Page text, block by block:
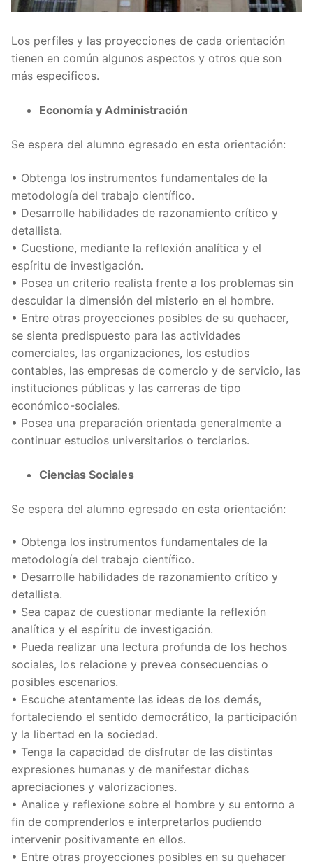
Los perfiles y las proyecciones de cada orientación
tienen en común algunos aspectos y otros que son
más especificos.
Economía y Administración
Se espera del alumno egresado en esta orientación:
• Obtenga los instrumentos fundamentales de la
metodología del trabajo científico.
• Desarrolle habilidades de razonamiento crítico y
detallista.
• Cuestione, mediante la reflexión analítica y el
espíritu de investigación.
• Posea un criterio realista frente a los problemas sin
descuidar la dimensión del misterio en el hombre.
• Entre otras proyecciones posibles de su quehacer,
se sienta predispuesto para las actividades
comerciales, las organizaciones, los estudios
contables, las empresas de comercio y de servicio, las
instituciones públicas y las carreras de tipo
económico-sociales.
• Posea una preparación orientada generalmente a
continuar estudios universitarios o terciarios.
Ciencias Sociales
Se espera del alumno egresado en esta orientación:
• Obtenga los instrumentos fundamentales de la
metodología del trabajo científico.
• Desarrolle habilidades de razonamiento crítico y
detallista.
• Sea capaz de cuestionar mediante la reflexión
analítica y el espíritu de investigación.
• Pueda realizar una lectura profunda de los hechos
sociales, los relacione y prevea consecuencias o
posibles escenarios.
• Escuche atentamente las ideas de los demás,
fortaleciendo el sentido democrático, la participación
y la libertad en la sociedad.
• Tenga la capacidad de disfrutar de las distintas
expresiones humanas y de manifestar dichas
apreciaciones y valorizaciones.
• Analice y reflexione sobre el hombre y su entorno a
fin de comprenderlos e interpretarlos pudiendo
intervenir positivamente en ellos.
• Entre otras proyecciones posibles en su quehacer